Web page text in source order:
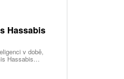
Hassabis
v době,
Hassabis
pokročilé